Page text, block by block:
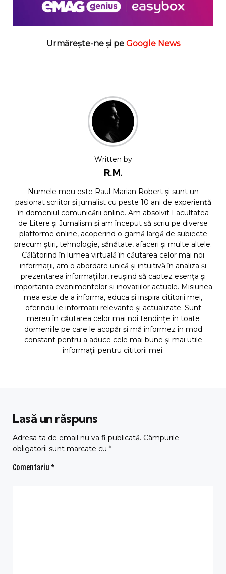
Urmărește-ne și pe Google News
Written by
R.M.
Numele meu este Raul Marian Robert și sunt un
pasionat scriitor și jurnalist cu peste 10 ani de experiență
în domeniul comunicării online. Am absolvit Facultatea
de Litere și Jurnalism și am început să scriu pe diverse
platforme online, acoperind o gamă largă de subiecte
precum știri, tehnologie, sănătate, afaceri și multe altele.
Călătorind în lumea virtuală în căutarea celor mai noi
informații, am o abordare unică și intuitivă în analiza și
prezentarea informațiilor, reușind să captez esența și
importanța evenimentelor și inovațiilor actuale. Misiunea
mea este de a informa, educa și inspira cititorii mei,
oferindu-le informații relevante și actualizate. Sunt
mereu în căutarea celor mai noi tendințe în toate
domeniile pe care le acopăr și mă informez în mod
constant pentru a aduce cele mai bune și mai utile
informații pentru cititorii mei.
Lasă un răspuns
Adresa ta de email nu va fi publicată. Câmpurile
obligatorii sunt marcate cu *
Comentariu *